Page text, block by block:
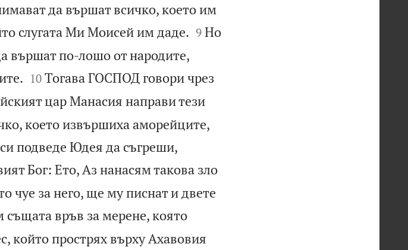
да вършат всичко, което им
слугата Ми Моисей им даде.
9 Но
вършат по-лошо от народите,

10 Тогава ГОСПОД говори чрез
цар Манасия направи тези
което извършиха аморейците,
подведе Юдея да съгреши,
Бог: Ето, Аз нанасям такова зло
чуе за него, ще му писнат и двете
връв за мерене, която
който прострях върху Ахавовия